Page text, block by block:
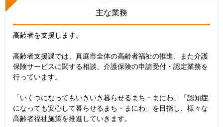
主な業務
高齢者を支援します。
高齢者支援課では、真庭市全体の高齢者福祉の推進、また介護
保険サービスに関する相談、介護保険の申請受付・認定業務を
行っています。
「いくつになってもいきいき暮らせるまち・まにわ」「認知症
になっても安心して暮らせるまち・まにわ」を目指し、様々な
高齢者福祉施策を推進していきます。